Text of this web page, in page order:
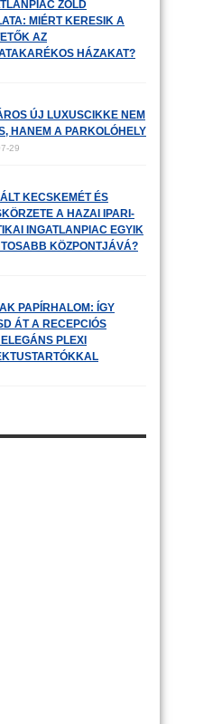
ZÖLD
MIÉRT KERESIK A
AZ
HÁZAKAT?
ÚJ LUXUSCIKKE NEM
HANEM A PARKOLÓHELY
29
KECSKEMÉT ÉS
A HAZAI IPARI-
INGATLANPIAC EGYIK
KÖZPONTJÁVÁ?
PAPÍRHALOM: ÍGY
ÁT A RECEPCIÓS
PLEXI